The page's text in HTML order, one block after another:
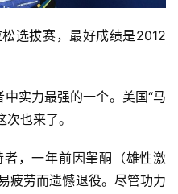
选拔赛，最好成绩是2012
实力最强的一个。美国“马
也来了。
，一年前因睾酮（雄性激
疲劳而遗憾退役。尽管功力